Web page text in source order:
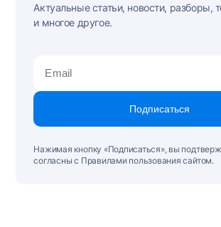
Актуальные статьи, новости, разборы,
и многое другое.
Подписаться
Нажимая кнопку «Подписаться», вы
согласны с Правилами пользования сайтом.